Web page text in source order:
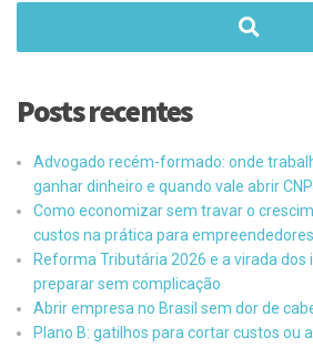
Posts recentes
Advogado recém-formado: onde
ganhar dinheiro e quando vale abrir
Como economizar sem travar o
custos na prática para empreendedores
Reforma Tributária 2026 e a virada dos
preparar sem complicação
Abrir empresa no Brasil sem dor de
Plano B: gatilhos para cortar custos ou